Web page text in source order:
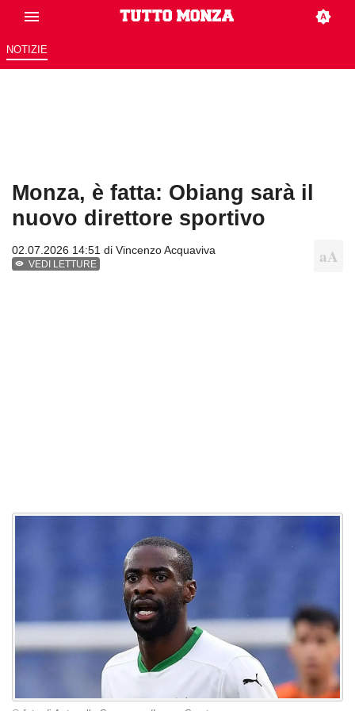
NOTIZIE
Monza, è fatta: Obiang sarà il
nuovo direttore sportivo
02.07.2026 14:51 di Vincenzo Acquaviva
VEDI LETTURE